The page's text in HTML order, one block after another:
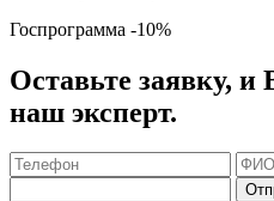
Госпрограмма -10%
Оставьте заявку, и
наш эксперт.